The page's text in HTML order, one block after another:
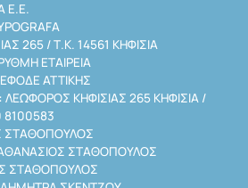
Ε.Ε.
265 / Τ.Κ. 14561 ΚΗΦΙΣΙΑ
ΕΤΑΙΡΕΙΑ
ΑΤΤΙΚΗΣ
ΛΕΩΦΟΡΟΣ ΚΗΦΙΣΙΑΣ 265 ΚΗΦΙΣΙΑ /
8100583
ΣΤΑΘΟΠΟΥΛΟΣ
ΣΤΑΘΟΠΟΥΛΟΣ
ΣΤΑΘΟΠΟΥΛΟΣ